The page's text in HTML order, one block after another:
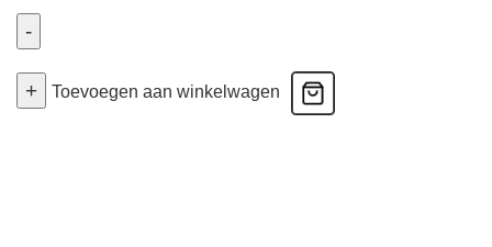
-
+ Toevoegen aan winkelwagen